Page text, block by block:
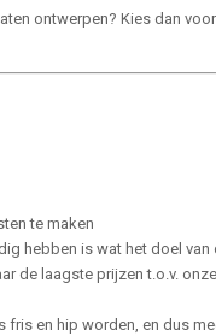
ontwerpen? Kies dan
te maken
hebben is wat het doel
de laagste prijzen t.o.v.
en hip worden, en dus